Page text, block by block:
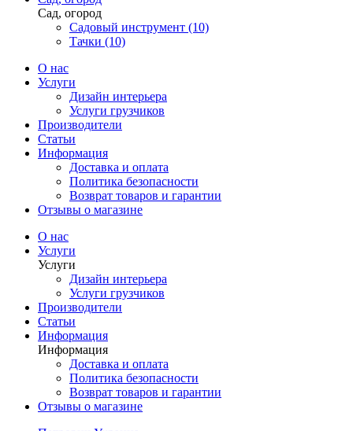
Сад, огород
Садовый инструмент (10)
Тачки (10)
О нас
Услуги
Дизайн интерьера
Услуги грузчиков
Производители
Статьи
Информация
Доставка и оплата
Политика безопасности
Возврат товаров и гарантии
Отзывы о магазине
О нас
Услуги
Услуги
Дизайн интерьера
Услуги грузчиков
Производители
Статьи
Информация
Информация
Доставка и оплата
Политика безопасности
Возврат товаров и гарантии
Отзывы о магазине